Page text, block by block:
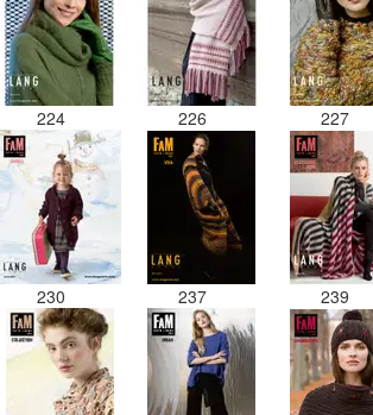
224 226 227
230 237 239